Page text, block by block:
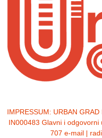
IMPRESSUM: URBAN GRAD
IN000483 Glavni i
707 e-mail |